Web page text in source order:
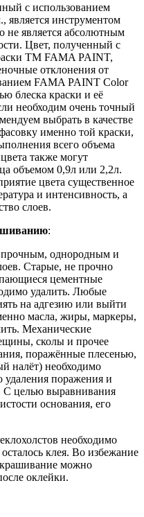
с использованием
инструментом
не является абсолютным
Цвет, полученный с
ТМ FAMA PAINT,
отклонения от
FAMA PAINT Color
блеска краски и её
необходим очень точный
выбрать в качестве
именно той краски,
всего объема
также могут
объемом 0,9л или 2,2л.
цвета существенное
и интенсивность, а
слоев.
:
однородным и
Старые, не прочно
цементные
удалить. Любые
на адгезию или выйти
масла, жиры, маркеры,
Механические
сколы и прочее
поражённые плесенью,
налёт) необходимо
удаления поражения и
С целью выравнивания
основания, его
необходимо
клея. Во избежание
можно
оклейки.